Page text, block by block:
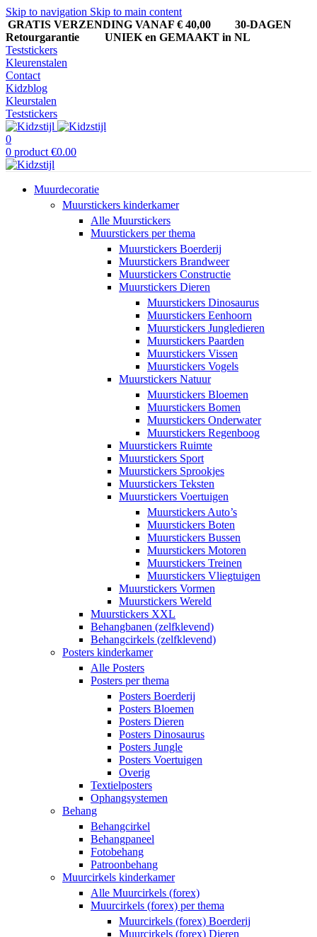
Skip to navigation Skip to main content
GRATIS VERZENDING VANAF € 40,00
30-DAGEN
Retourgarantie UNIEK en GEMAAKT in NL
Teststickers
Kleurenstalen
Contact
Kidzblog
Kleurstalen
Teststickers
0
0 product €0.00
Muurdecoratie
Muurstickers kinderkamer
Alle Muurstickers
Muurstickers per thema
Muurstickers Boerderij
Muurstickers Brandweer
Muurstickers Constructie
Muurstickers Dieren
Muurstickers Dinosaurus
Muurstickers Eenhoorn
Muurstickers Jungledieren
Muurstickers Paarden
Muurstickers Vissen
Muurstickers Vogels
Muurstickers Natuur
Muurstickers Bloemen
Muurstickers Bomen
Muurstickers Onderwater
Muurstickers Regenboog
Muurstickers Ruimte
Muurstickers Sport
Muurstickers Sprookjes
Muurstickers Teksten
Muurstickers Voertuigen
Muurstickers Auto’s
Muurstickers Boten
Muurstickers Bussen
Muurstickers Motoren
Muurstickers Treinen
Muurstickers Vliegtuigen
Muurstickers Vormen
Muurstickers Wereld
Muurstickers XXL
Behangbanen (zelfklevend)
Behangcirkels (zelfklevend)
Posters kinderkamer
Alle Posters
Posters per thema
Posters Boerderij
Posters Bloemen
Posters Dieren
Posters Dinosaurus
Posters Jungle
Posters Voertuigen
Overig
Textielposters
Ophangsystemen
Behang
Behangcirkel
Behangpaneel
Fotobehang
Patroonbehang
Muurcirkels kinderkamer
Alle Muurcirkels (forex)
Muurcirkels (forex) per thema
Muurcirkels (forex) Boerderij
Muurcirkels (forex) Dieren